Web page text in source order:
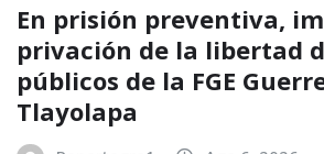
En prisión preventiva,
privación de la libertad
públicos de la FGE
Tlayolapa